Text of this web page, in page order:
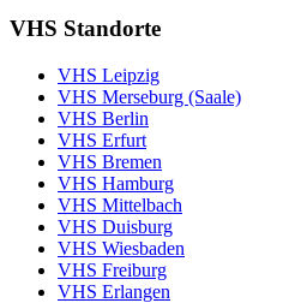
VHS Standorte
VHS Leipzig
VHS Merseburg (Saale)
VHS Berlin
VHS Erfurt
VHS Bremen
VHS Hamburg
VHS Mittelbach
VHS Duisburg
VHS Wiesbaden
VHS Freiburg
VHS Erlangen